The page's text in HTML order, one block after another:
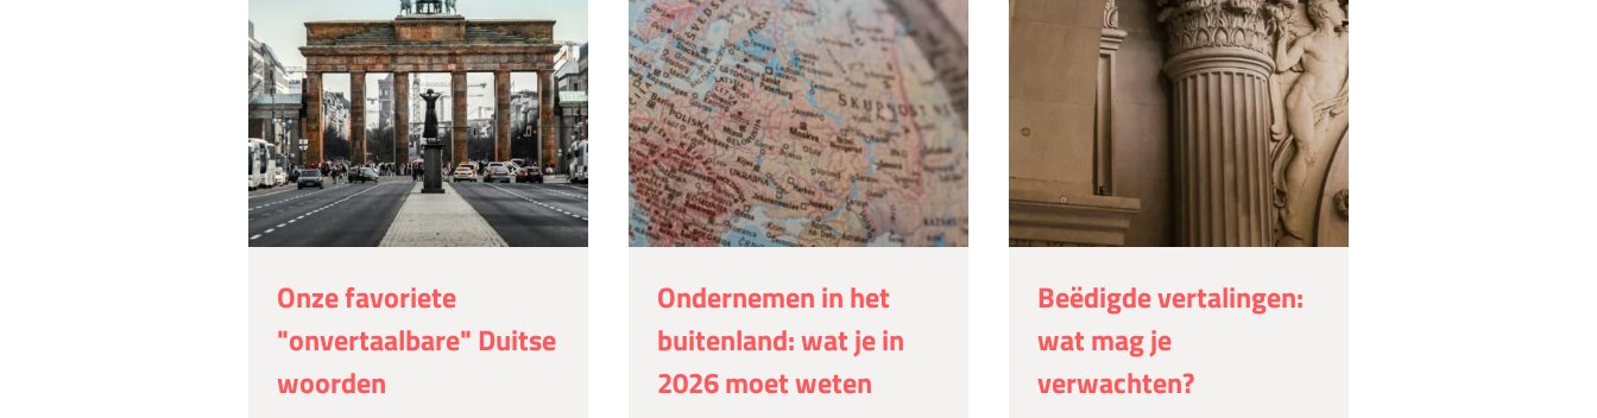
Onze favoriete
"onvertaalbare" Duitse
woorden
Ondernemen in het
buitenland: wat je in
2026 moet weten
Beëdigde vertalingen:
wat mag je
verwachten?